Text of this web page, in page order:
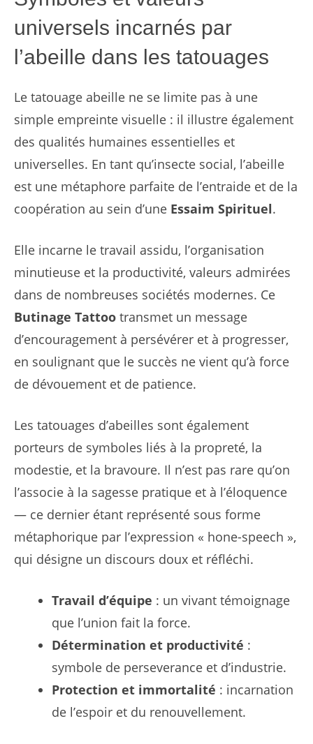
universels incarnés par
l’abeille dans les tatouages
Le tatouage abeille ne se limite pas à une
simple empreinte visuelle : il illustre également
des qualités humaines essentielles et
universelles. En tant qu’insecte social, l’abeille
est une métaphore parfaite de l’entraide et de la
coopération au sein d’une Essaim Spirituel.
Elle incarne le travail assidu, l’organisation
minutieuse et la productivité, valeurs admirées
dans de nombreuses sociétés modernes. Ce
Butinage Tattoo transmet un message
d’encouragement à persévérer et à progresser,
en soulignant que le succès ne vient qu’à force
de dévouement et de patience.
Les tatouages d’abeilles sont également
porteurs de symboles liés à la propreté, la
modestie, et la bravoure. Il n’est pas rare qu’on
l’associe à la sagesse pratique et à l’éloquence
— ce dernier étant représenté sous forme
métaphorique par l’expression « hone-speech »,
qui désigne un discours doux et réfléchi.
Travail d’équipe : un vivant témoignage
que l’union fait la force.
Détermination et productivité :
symbole de perseverance et d’industrie.
Protection et immortalité : incarnation
de l’espoir et du renouvellement.